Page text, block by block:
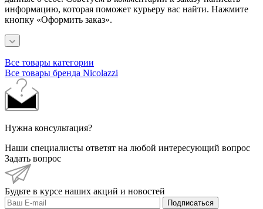
информацию, которая поможет курьеру вас найти. Нажмите
кнопку «Оформить заказ».
Все товары категории
Все товары бренда Nicolazzi
Нужна консультация?
Наши специалисты ответят на любой интересующий вопрос
Задать вопрос
Будьте в курсе наших акций и новостей
Подписаться